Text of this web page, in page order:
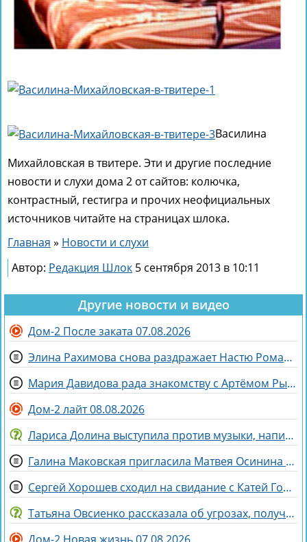
Василина
Михайловская в твитере. Эти и другие последние
новости и слухи дома 2 от сайтов: колючка,
контрастный, гестигра и прочих неофициальных
источников читайте на страницах шлока.
Главная » Новости и слухи
Автор: Редакция Шлок 5 сентября 2013 в 10:11
Другие новости и видео
Дом-2 После заката 07.08.2026
Элина Рахимова снова раздражает Настю Ромашову, флиртуя с её мужем Евгением
Мария Давидова рада знакомству с Артёмом Рышковским на доме 2
Дом-2 лайт 08.08.2026
Лариса Долина выступила против музыки, написанной искусственным интеллектом
Галина Маковская пригласила Матвея Осинина на стендап
Сергей Хорошев сходил на свидание с Катей Гориной
Татьяна Овсиенко рассказала об угрозах, полученных мамой